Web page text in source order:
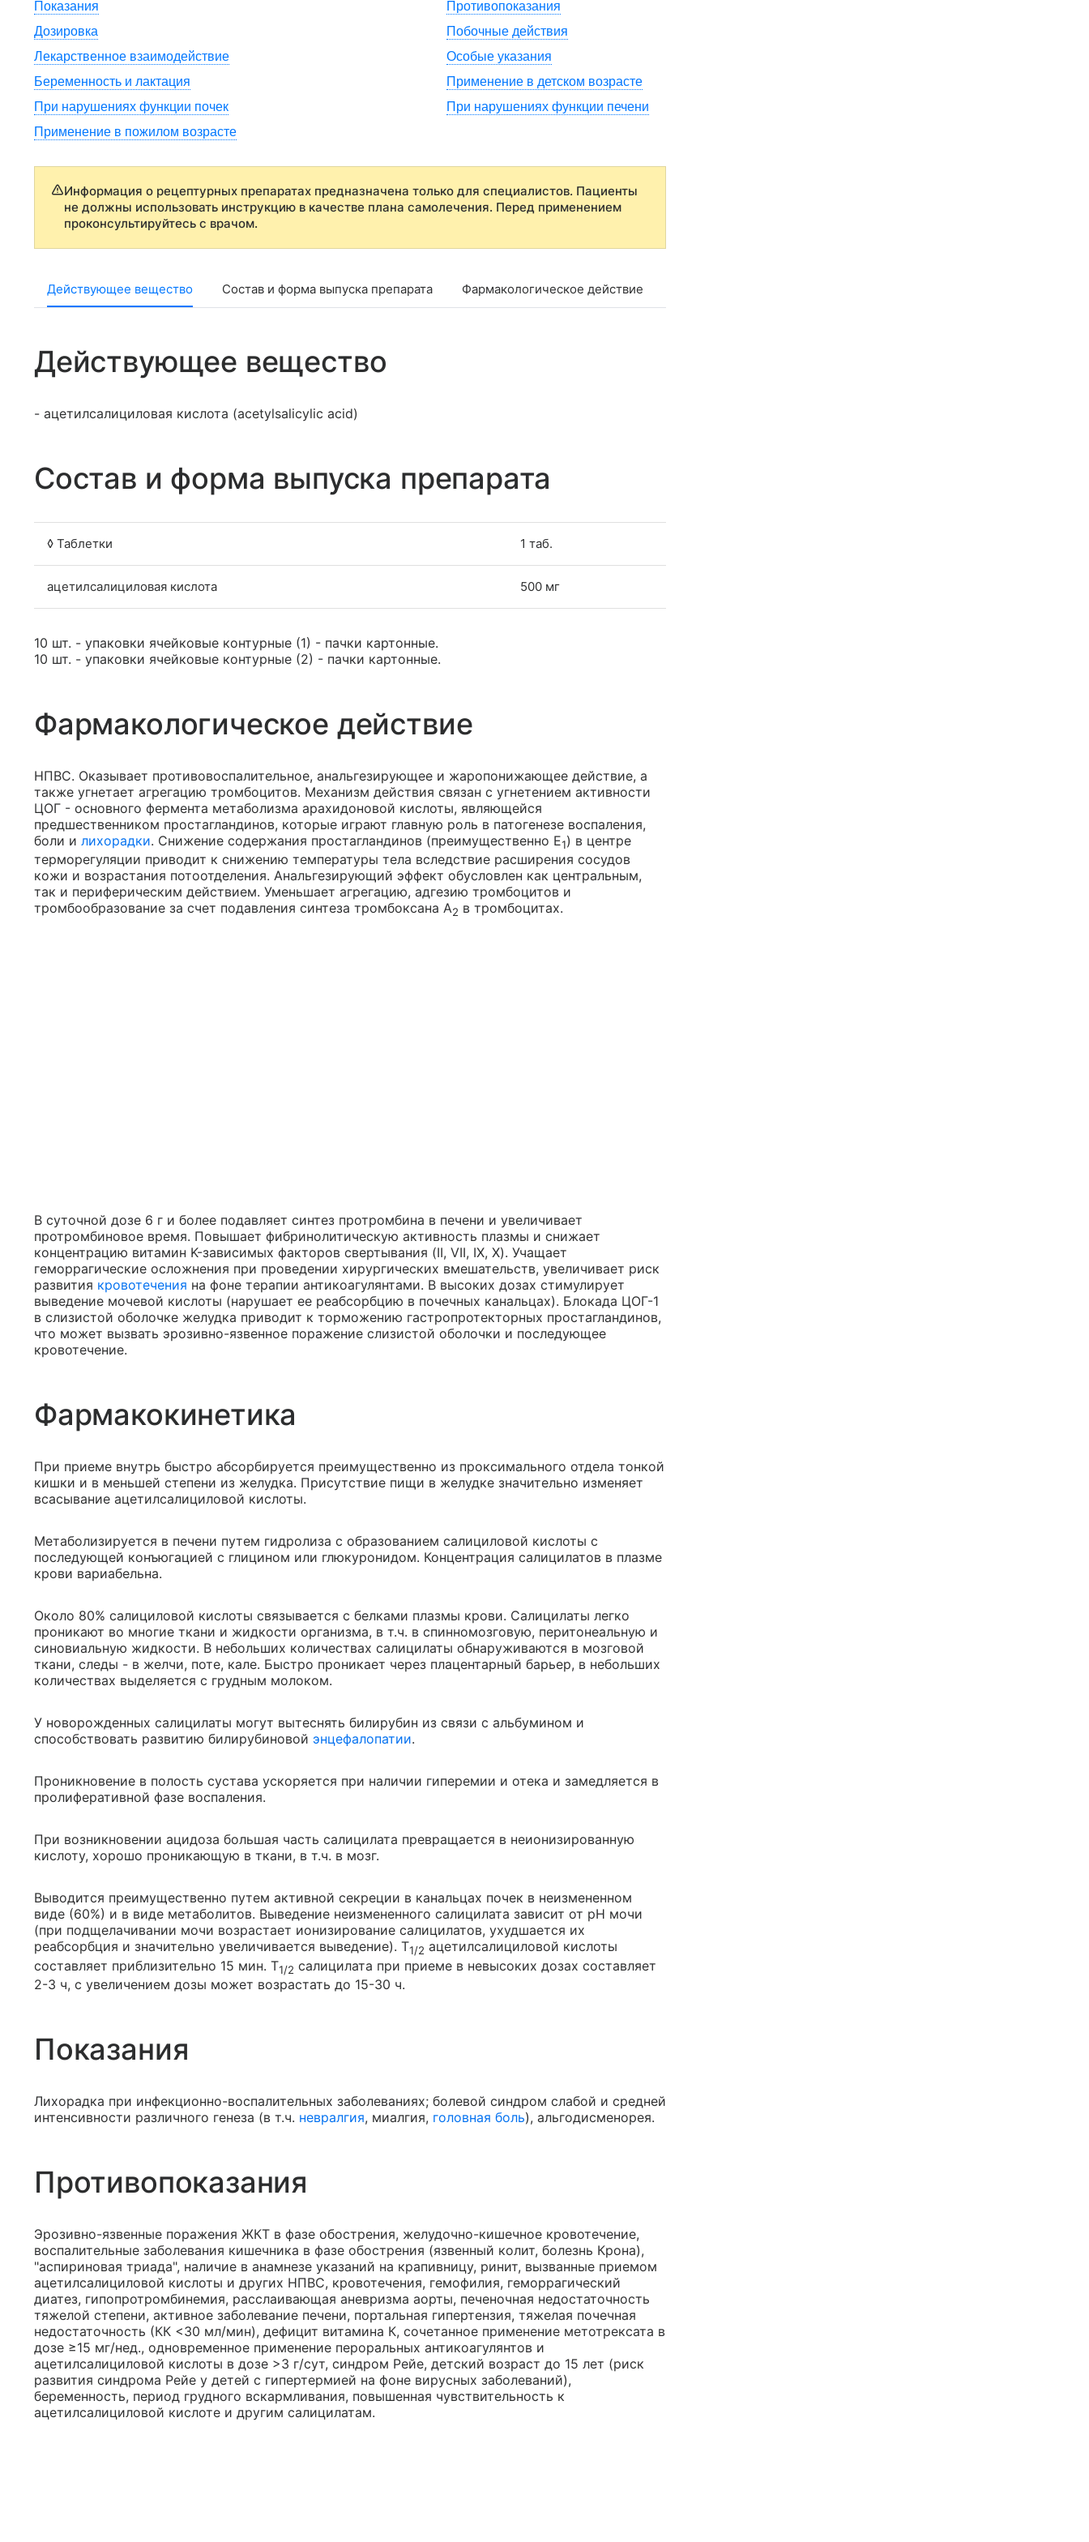
Показания
Противопоказания
Дозировка
Побочные действия
Лекарственное взаимодействие
Особые указания
Беременность и лактация
Применение в детском возрасте
При нарушениях функции почек
При нарушениях функции печени
Применение в пожилом возрасте
Информация о рецептурных препаратах предназначена только для специалистов. Пациенты
не должны использовать инструкцию в качестве плана самолечения. Перед применением
проконсультируйтесь с врачом.
Действующее вещество Состав и форма выпуска препарата Фармакологическое действие
Действующее вещество
- ацетилсалициловая кислота (acetylsalicylic acid)
Состав и форма выпуска препарата
◊ Таблетки 1 таб.
ацетилсалициловая кислота 500 мг
10 шт. - упаковки ячейковые контурные (1) - пачки картонные.
10 шт. - упаковки ячейковые контурные (2) - пачки картонные.
Фармакологическое действие
НПВС. Оказывает противовоспалительное, анальгезирующее и жаропонижающее действие, а
также угнетает агрегацию тромбоцитов. Механизм действия связан с угнетением активности
ЦОГ - основного фермента метаболизма арахидоновой кислоты, являющейся
предшественником простагландинов, которые играют главную роль в патогенезе воспаления,
боли и лихорадки. Снижение содержания простагландинов (преимущественно Е1) в центре
терморегуляции приводит к снижению температуры тела вследствие расширения сосудов
кожи и возрастания потоотделения. Анальгезирующий эффект обусловлен как центральным,
так и периферическим действием. Уменьшает агрегацию, адгезию тромбоцитов и
тромбообразование за счет подавления синтеза тромбоксана А2 в тромбоцитах.
В суточной дозе 6 г и более подавляет синтез протромбина в печени и увеличивает
протромбиновое время. Повышает фибринолитическую активность плазмы и снижает
концентрацию витамин K-зависимых факторов свертывания (II, VII, IX, X). Учащает
геморрагические осложнения при проведении хирургических вмешательств, увеличивает риск
развития кровотечения на фоне терапии антикоагулянтами. В высоких дозах стимулирует
выведение мочевой кислоты (нарушает ее реабсорбцию в почечных канальцах). Блокада ЦОГ-1
в слизистой оболочке желудка приводит к торможению гастропротекторных простагландинов,
что может вызвать эрозивно-язвенное поражение слизистой оболочки и последующее
кровотечение.
Фармакокинетика
При приеме внутрь быстро абсорбируется преимущественно из проксимального отдела тонкой
кишки и в меньшей степени из желудка. Присутствие пищи в желудке значительно изменяет
всасывание ацетилсалициловой кислоты.
Метаболизируется в печени путем гидролиза с образованием салициловой кислоты с
последующей конъюгацией с глицином или глюкуронидом. Концентрация салицилатов в плазме
крови вариабельна.
Около 80% салициловой кислоты связывается с белками плазмы крови. Салицилаты легко
проникают во многие ткани и жидкости организма, в т.ч. в спинномозговую, перитонеальную и
синовиальную жидкости. В небольших количествах салицилаты обнаруживаются в мозговой
ткани, следы - в желчи, поте, кале. Быстро проникает через плацентарный барьер, в небольших
количествах выделяется с грудным молоком.
У новорожденных салицилаты могут вытеснять билирубин из связи с альбумином и
способствовать развитию билирубиновой энцефалопатии.
Проникновение в полость сустава ускоряется при наличии гиперемии и отека и замедляется в
пролиферативной фазе воспаления.
При возникновении ацидоза большая часть салицилата превращается в неионизированную
кислоту, хорошо проникающую в ткани, в т.ч. в мозг.
Выводится преимущественно путем активной секреции в канальцах почек в неизмененном
виде (60%) и в виде метаболитов. Выведение неизмененного салицилата зависит от pH мочи
(при подщелачивании мочи возрастает ионизирование салицилатов, ухудшается их
реабсорбция и значительно увеличивается выведение). T1/2 ацетилсалициловой кислоты
составляет приблизительно 15 мин. T1/2 салицилата при приеме в невысоких дозах составляет
2-3 ч, с увеличением дозы может возрастать до 15-30 ч.
Показания
Лихорадка при инфекционно-воспалительных заболеваниях; болевой синдром слабой и средней
интенсивности различного генеза (в т.ч. невралгия, миалгия, головная боль), альгодисменорея.
Противопоказания
Эрозивно-язвенные поражения ЖКТ в фазе обострения, желудочно-кишечное кровотечение,
воспалительные заболевания кишечника в фазе обострения (язвенный колит, болезнь Крона),
"аспириновая триада", наличие в анамнезе указаний на крапивницу, ринит, вызванные приемом
ацетилсалициловой кислоты и других НПВС, кровотечения, гемофилия, геморрагический
диатез, гипопротромбинемия, расслаивающая аневризма аорты, печеночная недостаточность
тяжелой степени, активное заболевание печени, портальная гипертензия, тяжелая почечная
недостаточность (КК <30 мл/мин), дефицит витамина К, сочетанное применение метотрексата в
дозе ≥15 мг/нед., одновременное применение пероральных антикоагулянтов и
ацетилсалициловой кислоты в дозе >3 г/сут, синдром Рейе, детский возраст до 15 лет (риск
развития синдрома Рейе у детей с гипертермией на фоне вирусных заболеваний),
беременность, период грудного вскармливания, повышенная чувствительность к
ацетилсалициловой кислоте и другим салицилатам.